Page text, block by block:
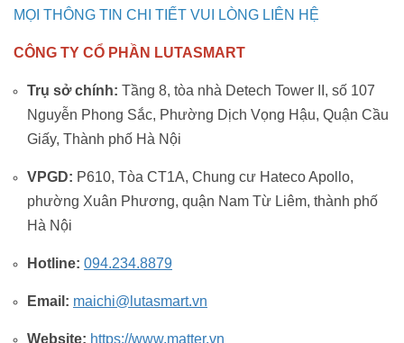
MỌI THÔNG TIN CHI TIẾT VUI LÒNG LIÊN HỆ
CÔNG TY CỔ PHẦN LUTASMART
Trụ sở chính: Tầng 8, tòa nhà Detech Tower II, số 107
Nguyễn Phong Sắc, Phường Dịch Vọng Hậu, Quận Cầu
Giấy, Thành phố Hà Nội
VPGD: P610, Tòa CT1A, Chung cư Hateco Apollo,
phường Xuân Phương, quận Nam Từ Liêm, thành phố
Hà Nội
Hotline: 094.234.8879
Email: maichi@lutasmart.vn
Website: https://www.matter.vn